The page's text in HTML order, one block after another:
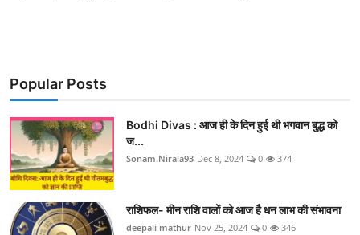
स्पोर्टस्
लाईफ-स्टाईल
Popular Posts
Bodhi Divas : आज ही के दिन हुई थी भगवान बुद्ध को
ज...
Sonam.Nirala93 Dec 8, 2024 0 374
राशिफल- मीन राशि वालों को आज है धन लाभ की संभावना
deepali mathur Nov 25, 2024 0 346